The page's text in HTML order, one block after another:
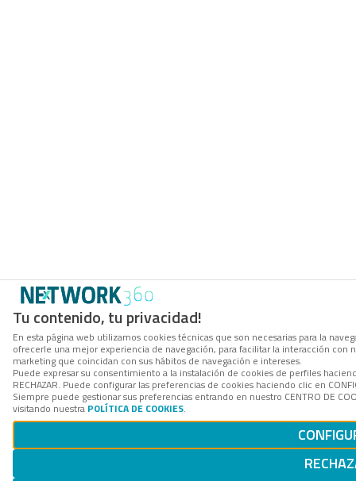
Tu contenido, tu privacidad!
En esta página web utilizamos cookies técnicas que son necesarias para la
ofrecerle una mejor experiencia de navegación, para facilitar la interacción
marketing que coincidan con sus hábitos de navegación e intereses.
Puede expresar su consentimiento a la instalación de cookies de perfiles
RECHAZAR. Puede configurar las preferencias de cookies haciendo clic en
Siempre puede gestionar sus preferencias entrando en nuestro CENTRO DE
visitando nuestra POLÍTICA DE COOKIES.